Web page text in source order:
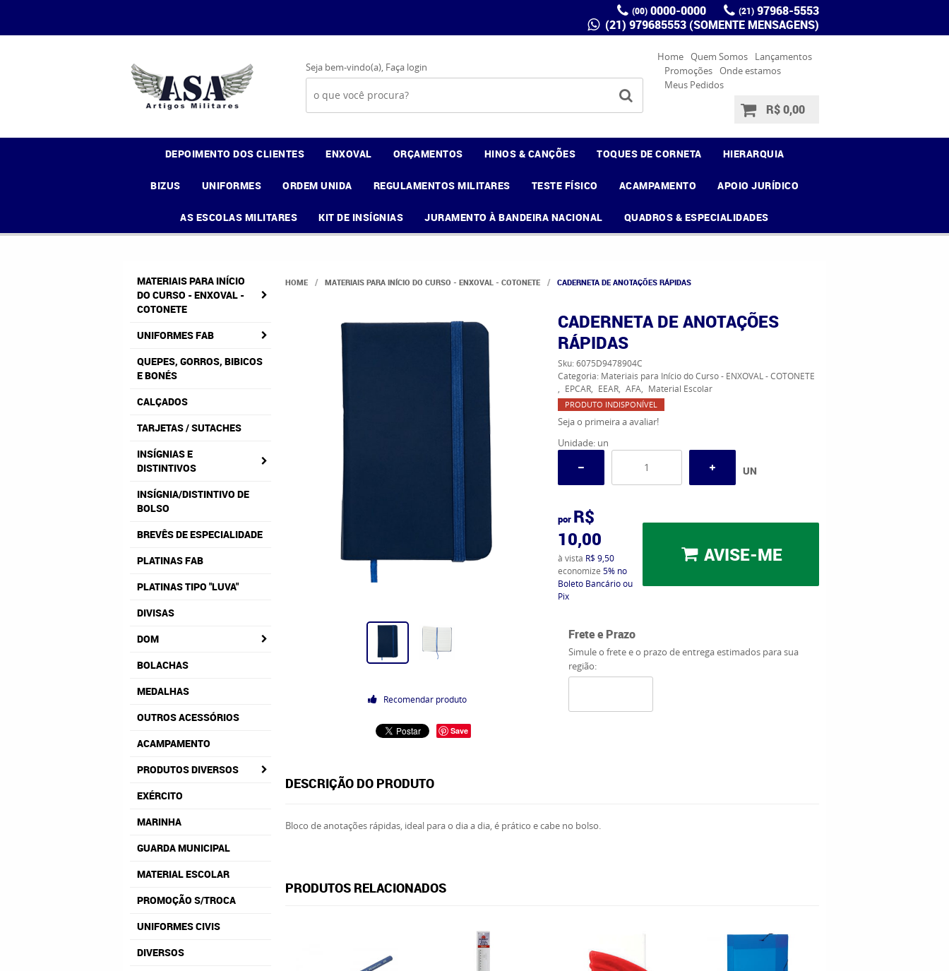
(00) 0000-0000 (21) 97968-5553
(21) 979685553 (SOMENTE MENSAGENS)
Seja bem-vindo(a), Faça login
Home Quem Somos
Lançamentos
Promoções Onde estamos
Meus Pedidos
R$ 0,00
DEPOIMENTO DOS CLIENTES ENXOVAL ORÇAMENTOS HINOS & CANÇÕES TOQUES DE CORNETA HIERARQUIA
BIZUS UNIFORMES ORDEM UNIDA REGULAMENTOS MILITARES TESTE FÍSICO ACAMPAMENTO APOIO JURÍDICO
AS ESCOLAS MILITARES KIT DE INSÍGNIAS JURAMENTO À BANDEIRA NACIONAL QUADROS & ESPECIALIDADES
MATERIAIS PARA INÍCIO
DO CURSO - ENXOVAL -
COTONETE
UNIFORMES FAB
QUEPES, GORROS, BIBICOS
E BONÉS
CALÇADOS
TARJETAS / SUTACHES
INSÍGNIAS E
DISTINTIVOS
INSÍGNIA/DISTINTIVO DE
BOLSO
BREVÊS DE ESPECIALIDADE
PLATINAS FAB
PLATINAS TIPO "LUVA"
DIVISAS
DOM
BOLACHAS
MEDALHAS
OUTROS ACESSÓRIOS
ACAMPAMENTO
PRODUTOS DIVERSOS
EXÉRCITO
MARINHA
GUARDA MUNICIPAL
MATERIAL ESCOLAR
PROMOÇÃO S/TROCA
UNIFORMES CIVIS
DIVERSOS
HOME MATERIAIS PARA INÍCIO DO CURSO - ENXOVAL - COTONETE CADERNETA DE ANOTAÇÕES RÁPIDAS
Recomendar produto
Save
CADERNETA DE ANOTAÇÕES
RÁPIDAS
Sku:6075D9478904C
Categoria: Materiais para Início do Curso - ENXOVAL - COTONETE
EPCAR
EEAR AFA Material Escolar
PRODUTO INDISPONÍVEL
Seja o primeira a avaliar!
Unidade: un
UN
por R$
10,00
à vista R$ 9,50
economize 5% no
Boleto Bancário ou
Pix
AVISE-ME
Frete e Prazo
Simule o frete e o prazo de entrega estimados para sua
região:
DESCRIÇÃO DO PRODUTO
Bloco de anotações rápidas, ideal para o dia a dia, é prático e cabe no bolso.
PRODUTOS RELACIONADOS